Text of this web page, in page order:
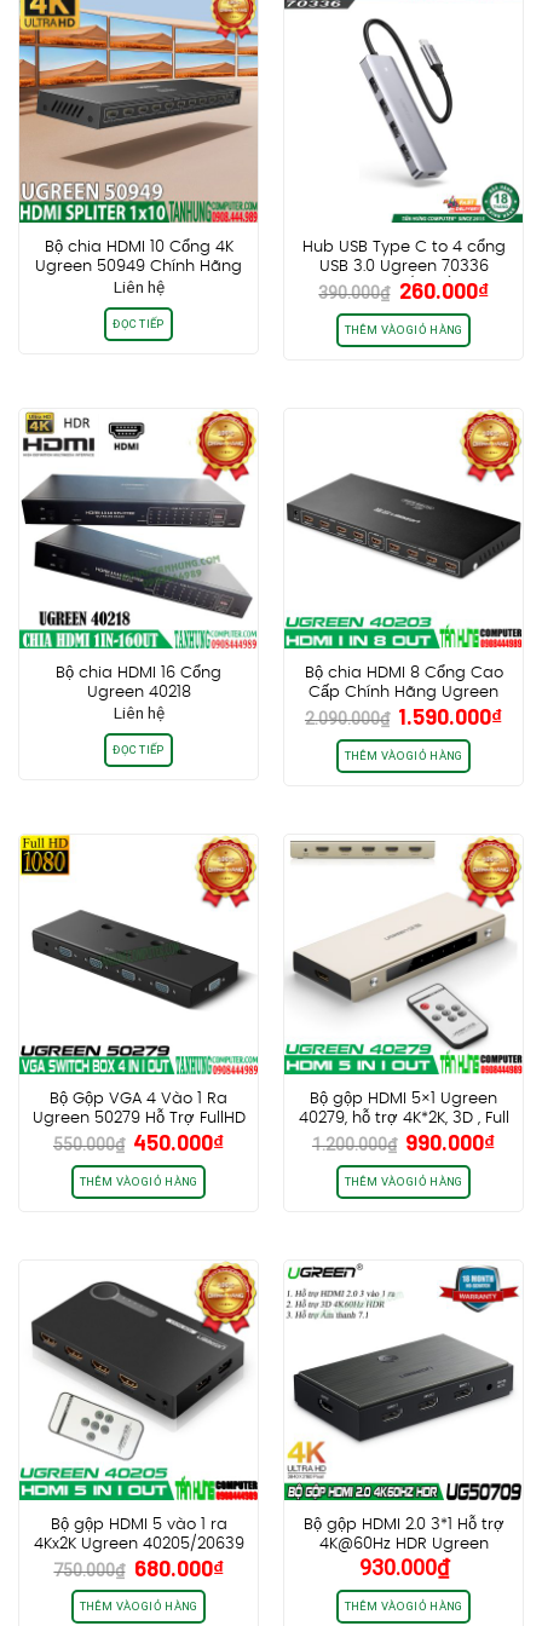
Bộ chia HDMI 10 Cổng 4K
Ugreen 50949 Chính Hãng
Cao Cấp
Liên hệ
ĐỌC TIẾP
Hub USB Type C to 4 cổng
USB 3.0 Ugreen 70336
CM219 (NEW)
390.000₫ Giá
gốc
là:
390.000₫.
260.000₫Giá
THÊM VÀO GIỎ HÀNG
Bộ chia HDMI 16 Cổng
Ugreen 40218
Liên hệ
ĐỌC TIẾP
Bộ chia HDMI 8 Cổng Cao
Cấp Chính Hãng Ugreen
40203
2.090.000₫ Giá
gốc
là:
2.090.000₫.
1.590.000₫Giá
THÊM VÀO GIỎ HÀNG
Bộ Gộp VGA 4 Vào 1 Ra
Ugreen 50279 Hỗ Trợ FullHD
500MHz
550.000₫ Giá
gốc
là:
550.000₫.
450.000₫Giá
THÊM VÀO GIỎ HÀNG
Bộ gộp HDMI 5×1 Ugreen
40279, hỗ trợ 4K*2K, 3D , Full
HD
1.200.000₫ Giá
gốc
là:
1.200.000₫.
990.000₫Giá
THÊM VÀO GIỎ HÀNG
Bộ gộp HDMI 5 vào 1 ra
4Kx2K Ugreen 40205/20639
750.000₫ Giá
gốc
là:
680.000₫Giá
THÊM VÀO GIỎ HÀNG
Bộ gộp HDMI 2.0 3*1 Hỗ trợ
4K@60Hz HDR Ugreen
50709
930.000₫
THÊM VÀO GIỎ HÀNG